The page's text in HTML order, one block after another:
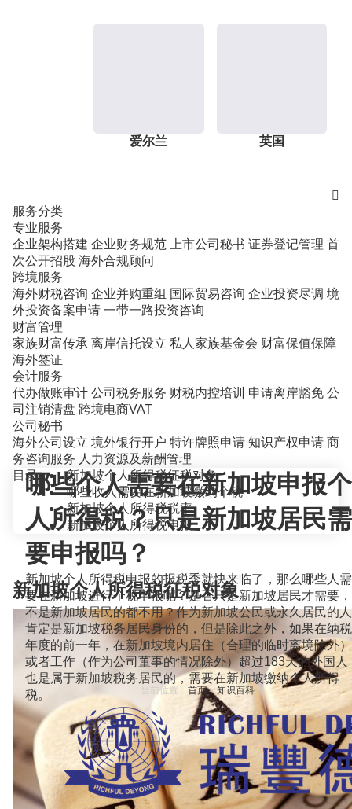
爱尔兰 英国

服务分类
专业服务
企业架构搭建 企业财务规范 上市公司秘书 证券登记管理 首
次公开招股 海外合规顾问
跨境服务
海外财税咨询 企业并购重组 国际贸易咨询 企业投资尽调 境
外投资备案申请 一带一路投资咨询
财富管理
家族财富传承 离岸信托设立 私人家族基金会 财富保值保障
海外签证
会计服务
代办做账审计 公司税务服务 财税内控培训 申请离岸豁免 公
司注销清盘 跨境电商VAT
公司秘书
海外公司设立 境外银行开户 特许牌照申请 知识产权申请 商
务咨询服务 人力资源及薪酬管理
当前位置： 首页>知识百科>
哪些个人需要在新加坡申报个
人所得税？只是新加坡居民需
要申报吗？
新加坡个人所得税申报的报税季就快来临了，那么哪些人需
要在新加坡进行个税申报呢？是否只是新加坡居民才需要，
不是新加坡居民的都不用？作为新加坡公民或永久居民的人
肯定是新加坡税务居民身份的，但是除此之外，如果在纳税
年度的前一年，在新加坡境内居住（合理的临时离境除外）
或者工作（作为公司董事的情况除外）超过183天的外国人
也是属于新加坡税务居民的，需要在新加坡缴纳个人所得
税。
目录
新加坡个人所得税征税对象
哪些收入需要在新加坡缴纳个税
新加坡个人所得税税率
新加坡个人所得税申报
新加坡个人所得税征税对象